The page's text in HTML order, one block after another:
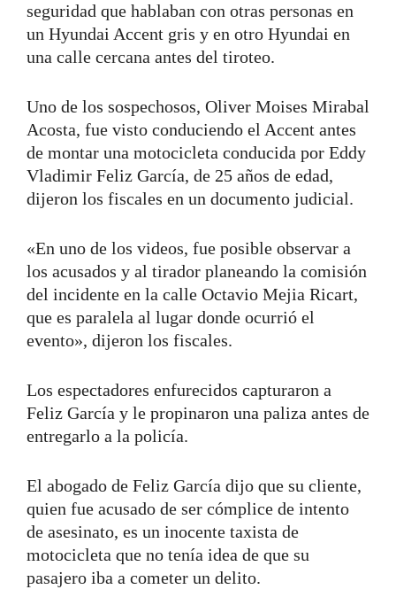
seguridad que hablaban con otras personas en
un Hyundai Accent gris y en otro Hyundai en
una calle cercana antes del tiroteo.
Uno de los sospechosos, Oliver Moises Mirabal
Acosta, fue visto conduciendo el Accent antes
de montar una motocicleta conducida por Eddy
Vladimir Feliz García, de 25 años de edad,
dijeron los fiscales en un documento judicial.
«En uno de los videos, fue posible observar a
los acusados ​​y al tirador planeando la comisión
del incidente en la calle Octavio Mejia Ricart,
que es paralela al lugar donde ocurrió el
evento», dijeron los fiscales.
Los espectadores enfurecidos capturaron a
Feliz García y le propinaron una paliza antes de
entregarlo a la policía.
El abogado de Feliz García dijo que su cliente,
quien fue acusado de ser cómplice de intento
de asesinato, es un inocente taxista de
motocicleta que no tenía idea de que su
pasajero iba a cometer un delito.